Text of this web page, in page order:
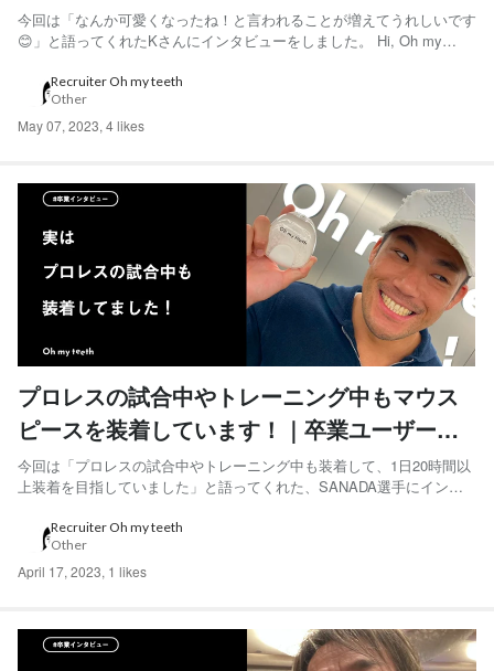
今回は「なんか可愛くなったね！と言われることが増えてうれしいです
😊」と語ってくれたKさんにインタビューをしました。 Hi, Oh my
my teeth利用ユーザーのインタビュー記事を連載しています。 過去の
記事はこちら から ◆...
Recruiter Oh my teeth
Other
May 07, 2023, 4 likes
プロレスの試合中やトレーニング中もマウス
ピースを装着しています！｜卒業ユーザーイ
ンタビューSANADA選手編
今回は「プロレスの試合中やトレーニング中も装着して、1日20時間以
上装着を目指していました」と語ってくれた、SANADA選手にインタ
は採用活動の一環として、Oh my teeth利用ユーザーのインタビュー記
事を連載してい...
Recruiter Oh my teeth
Other
April 17, 2023, 1 likes